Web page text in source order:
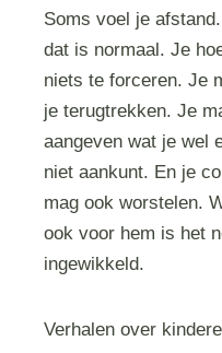
Soms voel je
dat is normaal. Je
niets te forceren. Je
je terugtrekken. Je
aangeven wat je wel
niet aankunt. En je
mag ook worstelen.
ook voor hem is het
ingewikkeld.
Verhalen over